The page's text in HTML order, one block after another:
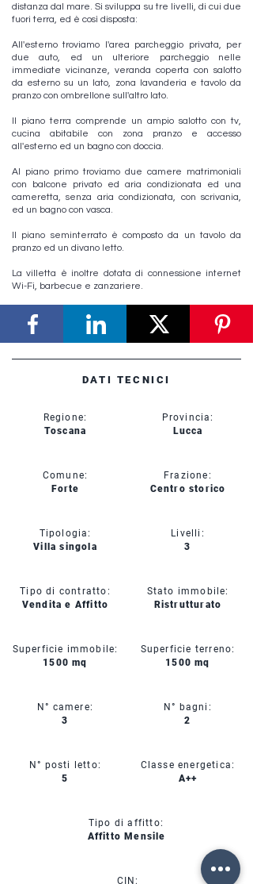
distanza dal mare. Si sviluppa su tre livelli, di cui due
fuori terra, ed è così disposta:
All'esterno troviamo l'area parcheggio privata, per
due auto, ed un ulteriore parcheggio nelle
immediate vicinanze, veranda coperta con salotto
da esterno su un lato, zona lavanderia e tavolo da
pranzo con ombrellone sull'altro lato.
Il piano terra comprende un ampio salotto con tv,
cucina abitabile con zona pranzo e accesso
all'esterno ed un bagno con doccia.
Al piano primo troviamo due camere matrimoniali
con balcone privato ed aria condizionata ed una
cameretta, senza aria condizionata, con scrivania,
ed un bagno con vasca.
Il piano seminterrato è composto da un tavolo da
pranzo ed un divano letto.
La villetta è inoltre dotata di connessione internet
Wi-Fi, barbecue e zanzariere.
DATI TECNICI
Regione:
Toscana
Comune:
Forte
Tipologia:
Villa singola
Tipo di contratto:
Vendita e Affitto
Superficie immobile:
1500 mq
N° camere:
3
N° posti letto:
5
Provincia:
Lucca
Frazione:
Centro storico
Livelli:
3
Stato immobile:
Ristrutturato
Superficie terreno:
1500 mq
N° bagni:
2
Classe energetica:
A++
Tipo di affitto:
Affitto Mensile
CIN: